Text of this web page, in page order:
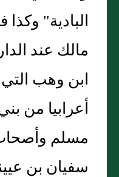
البادية"
مالك عند
ابن وهب
أعرابيا من
مسلم
سفيان بن